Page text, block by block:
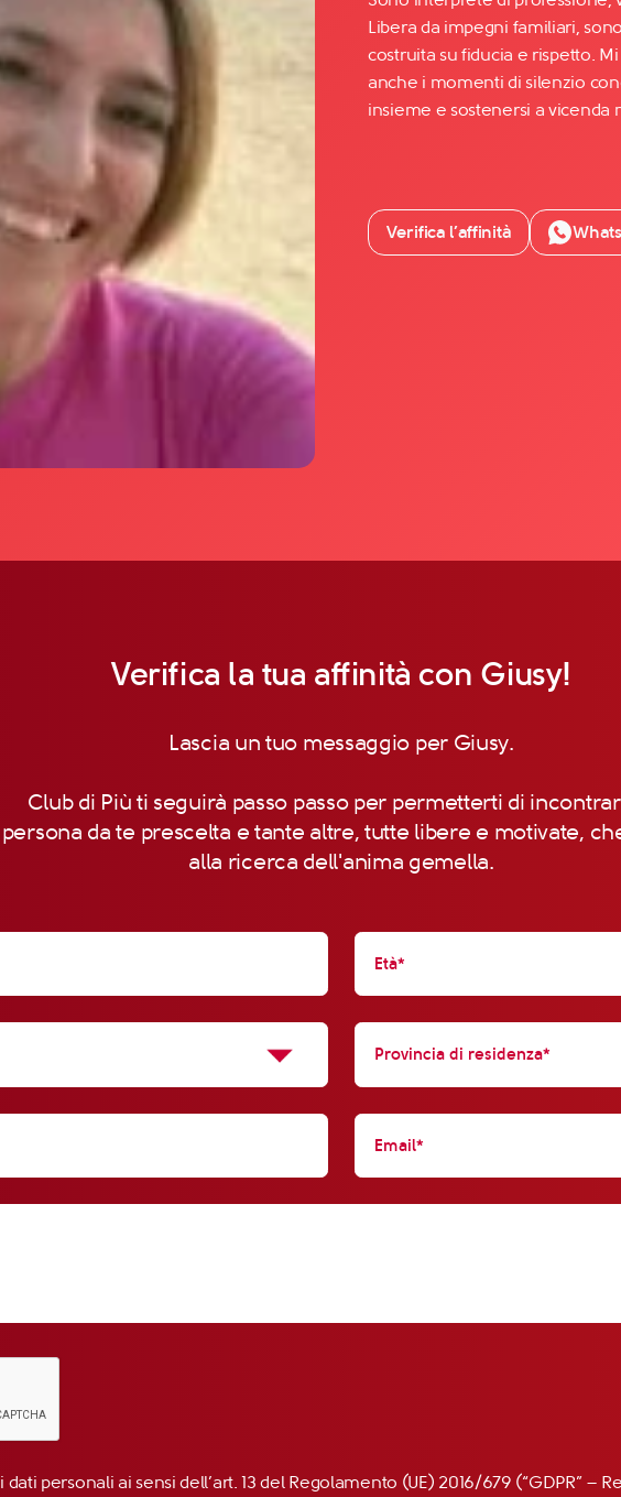
Facebook
YouTube
Libera da impegni familiari,
costruita su fiducia e rispetto.
anche i momenti di silenzio
insieme e sostenersi a vicenda
Verifica l’affinità
Verifica la tua affinità con Giusy!
Lascia un tuo messaggio per Giusy.
Club di Più ti seguirà passo passo per permetterti di
persona da te prescelta e tante altre, tutte libere e motivate,
alla ricerca dell'anima gemella.
personali ai sensi dell’art. 13 del Regolamento (UE) 2016/679 (“GDPR” –